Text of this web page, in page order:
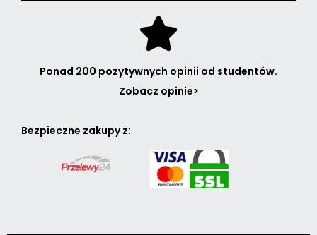
Ponad 200 pozytywnych opinii od studentów.
Zobacz opinie>
Bezpieczne zakupy z: